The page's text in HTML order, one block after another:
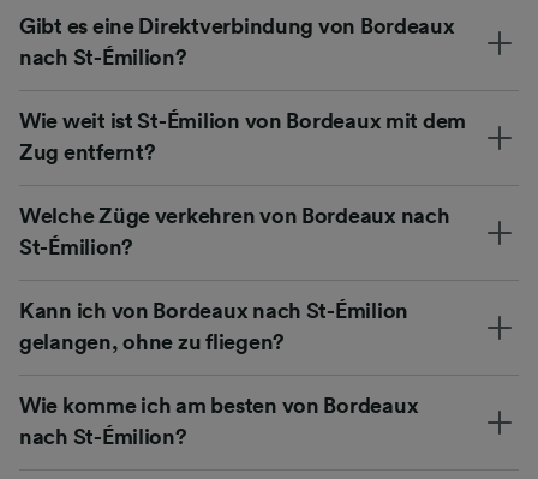
Gibt es eine Direktverbindung von Bordeaux
nach St-Émilion?
Wie weit ist St-Émilion von Bordeaux mit dem
Zug entfernt?
Welche Züge verkehren von Bordeaux nach
St-Émilion?
Kann ich von Bordeaux nach St-Émilion
gelangen, ohne zu fliegen?
Wie komme ich am besten von Bordeaux
nach St-Émilion?